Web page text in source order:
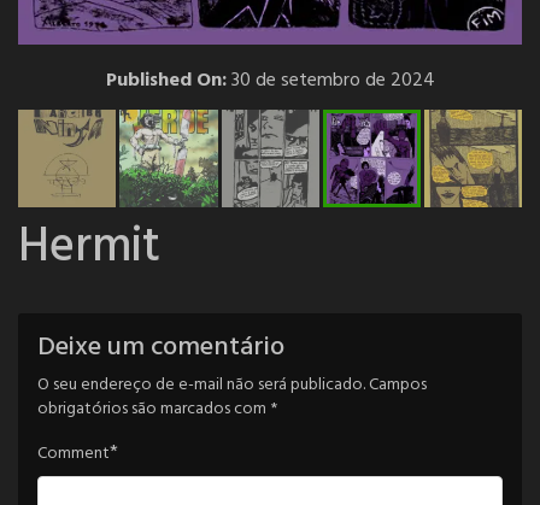
Published On:30 de setembro de 2024
Hermit
Deixe um comentário
O seu endereço de e-mail não será publicado.Campos
obrigatórios são marcados com *
Comment*